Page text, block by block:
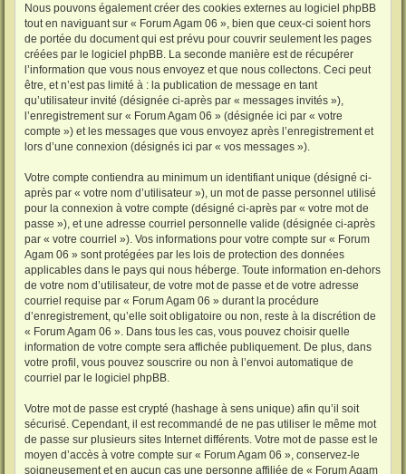
Nous pouvons également créer des cookies externes au logiciel phpBB
tout en naviguant sur « Forum Agam 06 », bien que ceux-ci soient hors
de portée du document qui est prévu pour couvrir seulement les pages
créées par le logiciel phpBB. La seconde manière est de récupérer
l’information que vous nous envoyez et que nous collectons. Ceci peut
être, et n’est pas limité à : la publication de message en tant
qu’utilisateur invité (désignée ci-après par « messages invités »),
l’enregistrement sur « Forum Agam 06 » (désignée ici par « votre
compte ») et les messages que vous envoyez après l’enregistrement et
lors d’une connexion (désignés ici par « vos messages »).
Votre compte contiendra au minimum un identifiant unique (désigné ci-
après par « votre nom d’utilisateur »), un mot de passe personnel utilisé
pour la connexion à votre compte (désigné ci-après par « votre mot de
passe »), et une adresse courriel personnelle valide (désignée ci-après
par « votre courriel »). Vos informations pour votre compte sur « Forum
Agam 06 » sont protégées par les lois de protection des données
applicables dans le pays qui nous héberge. Toute information en-dehors
de votre nom d’utilisateur, de votre mot de passe et de votre adresse
courriel requise par « Forum Agam 06 » durant la procédure
d’enregistrement, qu’elle soit obligatoire ou non, reste à la discrétion de
« Forum Agam 06 ». Dans tous les cas, vous pouvez choisir quelle
information de votre compte sera affichée publiquement. De plus, dans
votre profil, vous pouvez souscrire ou non à l’envoi automatique de
courriel par le logiciel phpBB.
Votre mot de passe est crypté (hashage à sens unique) afin qu’il soit
sécurisé. Cependant, il est recommandé de ne pas utiliser le même mot
de passe sur plusieurs sites Internet différents. Votre mot de passe est le
moyen d’accès à votre compte sur « Forum Agam 06 », conservez-le
soigneusement et en aucun cas une personne affiliée de « Forum Agam